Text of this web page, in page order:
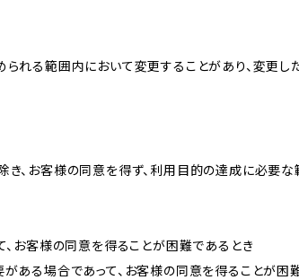
れる範囲内において変更することがあり、変更し
、お客様の同意を得ず、利用目的の達成に必要
、お客様の同意を得ることが困難であるとき
ある場合であって、お客様の同意を得ることが困